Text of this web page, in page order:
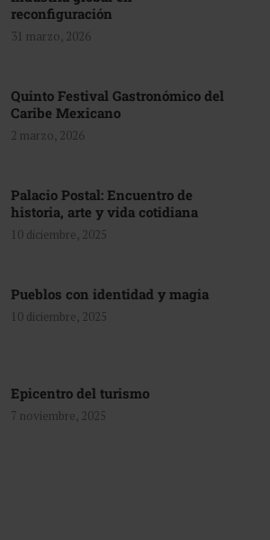
reconfiguración
31 marzo, 2026
Quinto Festival Gastronómico del
Caribe Mexicano
2 marzo, 2026
Palacio Postal: Encuentro de
historia, arte y vida cotidiana
10 diciembre, 2025
Pueblos con identidad y magia
10 diciembre, 2025
Epicentro del turismo
7 noviembre, 2025